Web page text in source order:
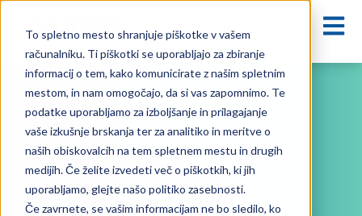
To spletno mesto shranjuje piškotke v vašem
računalniku. Ti piškotki se uporabljajo za zbiranje
informacij o tem, kako komunicirate z našim spletnim
mestom, in nam omogočajo, da si vas zapomnimo. Te
podatke uporabljamo za izboljšanje in prilagajanje
vaše izkušnje brskanja ter za analitiko in meritve o
naših obiskovalcih na tem spletnem mestu in drugih
medijih. Če želite izvedeti več o piškotkih, ki jih
uporabljamo, glejte našo politiko zasebnosti.
Če zavrnete, se vašim informacijam ne bo sledilo, ko